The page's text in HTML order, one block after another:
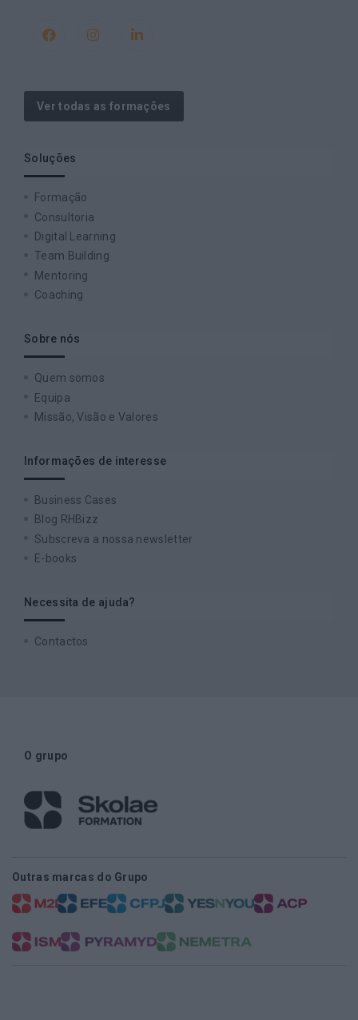
Ver todas as formações
Soluções
Formação
Consultoria
Digital Learning
Team Building
Mentoring
Coaching
Sobre nós
Quem somos
Equipa
Missão, Visão e Valores
Informações de interesse
Business Cases
Blog RHBizz
Subscreva a nossa newsletter
E-books
Necessita de ajuda?
Contactos
O grupo
Outras marcas do Grupo